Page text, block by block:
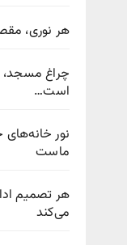
هر نوری،
چراغ مسجد،
است…
نور خانه‌های
ماست
هر تصمیم
می‌کند